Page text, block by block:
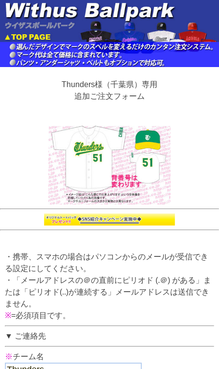
Thunders様（千葉県）専用
追加ご注文フォーム
・携帯、スマホの場合はパソコンからのメールが受信でき
る設定にしてください。
・「メールアドレスの＠の直前にピリオド (.＠) がある」ま
たは「ピリオド(..)が連続する」メールアドレスは送信でき
ません。
※=必須項目です。
▼ ご連絡先
※チーム名